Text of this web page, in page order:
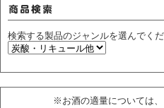
検索する製品のジャンルを選んで
※お酒の適量については